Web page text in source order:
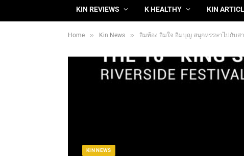
KIN REVIEWS K HEALTHY KIN
Home » Kin News » อิ่มท้อง อิ่มใจ อิ่มบุญ สนุกหรรษาไปกับสารพัด
KIN NEWS